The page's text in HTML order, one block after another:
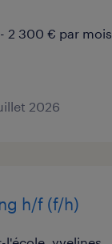
2 300 € par mois
2026
h/f (f/h)